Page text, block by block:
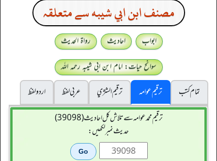
مصنف ابن ابي شيبه سے متعلقہ
ابواب احادیث
رواۃ الحدیث
سوانح حیات: امام ابن ابی شیبہ رحمہ اللہ
تمام کتب
ترقیم عوامہ ترقيم الشژي عربی لفظ
اردو لفظ
ترقیم محمدعوامہ سے تلاش کل احادیث (39098)
حدیث نمبر لکھیں: